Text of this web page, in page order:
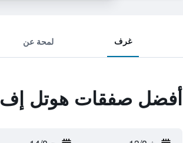
غرف لمحة عن
أفضل صفقات هوتل إف 1 باريس سان أوين - مارش ٔو بوسيز